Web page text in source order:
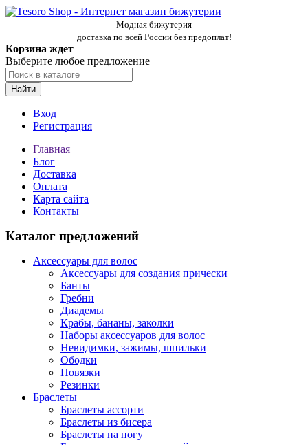
Модная бижутерия
доставка по всей России без предоплат!
Корзина ждет
Выберите любое предложение
Найти
Вход
Регистрация
Главная
Блог
Доставка
Оплата
Карта сайта
Контакты
Каталог предложений
Аксессуары для волос
Аксессуары для создания прически
Банты
Гребни
Диадемы
Крабы, бананы, заколки
Наборы аксессуаров для волос
Невидимки, зажимы, шпильки
Ободки
Повязки
Резинки
Браслеты
Браслеты ассорти
Браслеты из бисера
Браслеты на ногу